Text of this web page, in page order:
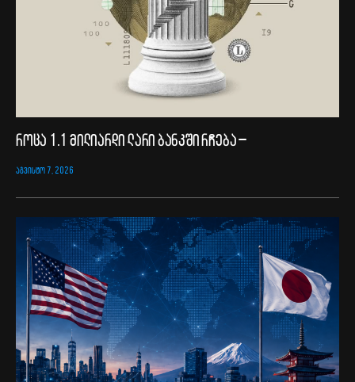
როცა 1.1 მილიარდი ლარი ბანკში რჩება –
ᲐᲒᲕᲘᲡᲢᲝ 7, 2026